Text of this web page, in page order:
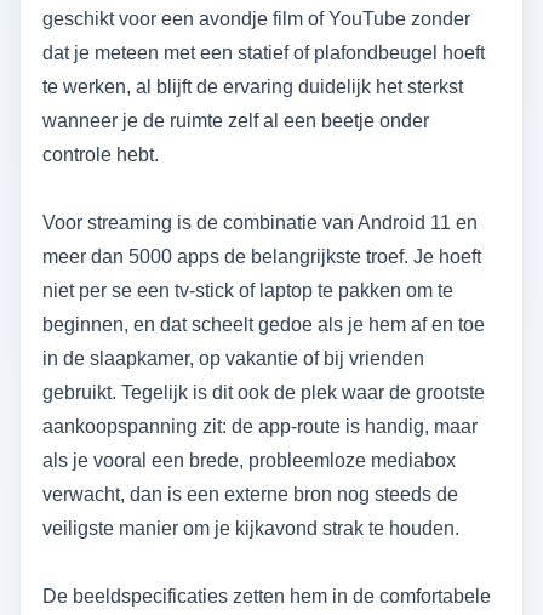
geschikt voor een avondje film of YouTube zonder
dat je meteen met een statief of plafondbeugel hoeft
te werken, al blijft de ervaring duidelijk het sterkst
wanneer je de ruimte zelf al een beetje onder
controle hebt.
Voor streaming is de combinatie van Android 11 en
meer dan 5000 apps de belangrijkste troef. Je hoeft
niet per se een tv-stick of laptop te pakken om te
beginnen, en dat scheelt gedoe als je hem af en toe
in de slaapkamer, op vakantie of bij vrienden
gebruikt. Tegelijk is dit ook de plek waar de grootste
aankoopspanning zit: de app-route is handig, maar
als je vooral een brede, probleemloze mediabox
verwacht, dan is een externe bron nog steeds de
veiligste manier om je kijkavond strak te houden.
De beeldspecificaties zetten hem in de comfortabele